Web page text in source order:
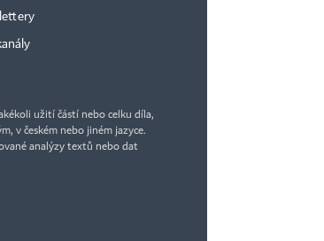
užití částí nebo celku díla,
v českém nebo jiném jazyce.
analýzy textů nebo dat